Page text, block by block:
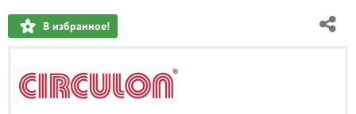
В избранное!